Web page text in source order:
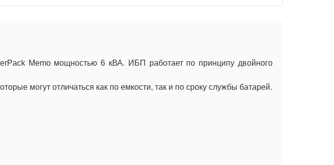
Memo мощностью 6 кВА. ИБП работает по принципу двойного
могут отличаться как по емкости, так и по сроку службы батарей.